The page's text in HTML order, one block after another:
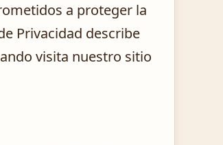
a proteger la
Privacidad describe
visita nuestro sitio